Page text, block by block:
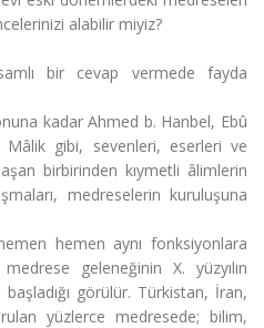
alabilir miyiz?
bir cevap vermede fayda
kadar Ahmed b. Hanbel, Ebû
gibi, sevenleri, eserleri ve
birbirinden kıymetli âlimlerin
medreselerin kuruluşuna
hemen aynı fonksiyonlara
geleneğinin X. yüzyılın
görülür. Türkistan, İran,
yüzlerce medresede; bilim,